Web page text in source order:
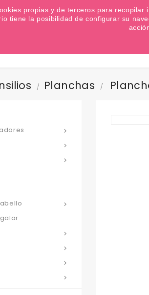
las próximas ofertas del fin de
Planchas








propias y de terceros para
tiene la posibilidad de configurar su